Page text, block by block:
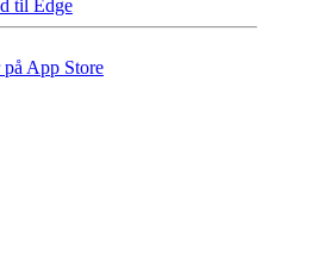
til Edge
App Store